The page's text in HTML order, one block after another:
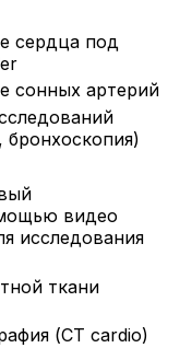
сердца под
сонных артерий
, бронхоскопия)
видео
исследования
ткани
(CT cardio)